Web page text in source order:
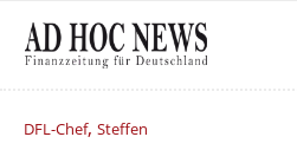
DFL-Chef, Steffen